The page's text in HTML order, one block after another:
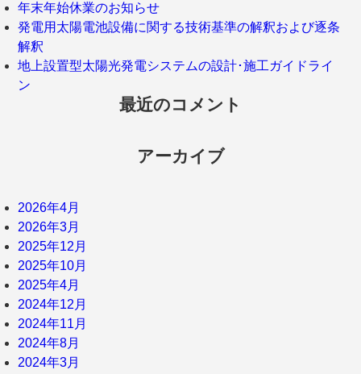
年末年始休業のお知らせ
発電用太陽電池設備に関する技術基準の解釈および逐条
解釈
地上設置型太陽光発電システムの設計･施工ガイドライ
ン
最近のコメント
アーカイブ
2026年4月
2026年3月
2025年12月
2025年10月
2025年4月
2024年12月
2024年11月
2024年8月
2024年3月